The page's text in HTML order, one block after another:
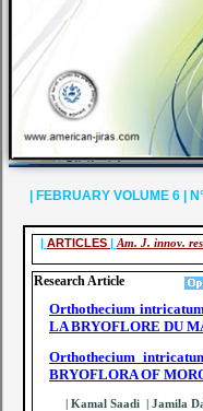
| ARTICLES | Am. J. innov.
Research Article
| FEBRUARY VOLUME 6 |
Orthothecium
LA BRYOFLORE DU
Orthothecium
BRYOFLORA OF
| Kamal Saadi | Jamila